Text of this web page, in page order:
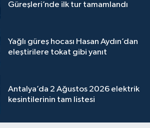
Güreşleri’nde ilk tur tamamlandı
Yağlı güreş hocası Hasan Aydın’dan
eleştirilere tokat gibi yanıt
Antalya’da 2 Ağustos 2026 elektrik
kesintilerinin tam listesi